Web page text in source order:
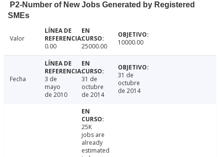
P2-Number of New Jobs Generated by Registered
SMEs
Valor
0.00
25000.00 10000.00
Fecha
3 de
mayo
de 2010
31 de
octubre
de 2014
31 de
octubre
de 2014
25K
jobs are
already
estimated